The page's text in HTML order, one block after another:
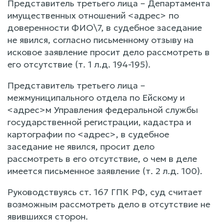
Представитель третьего лица – Департамента
имущественных отношений <адрес> по
доверенности ФИО\7, в судебное заседание
не явился, согласно письменному отзыву на
исковое заявление просит дело рассмотреть в
его отсутствие (т. 1 л.д. 194-195).
Представитель третьего лица –
межмуниципального отдела по Ейскому и
<адрес>м Управления федеральной службы
государственной регистрации, кадастра и
картографии по <адрес>, в судебное
заседание не явился, просит дело
рассмотреть в его отсутствие, о чем в деле
имеется письменное заявление (т. 2 л.д. 100).
Руководствуясь ст. 167 ГПК РФ, суд считает
возможным рассмотреть дело в отсутствие не
явившихся сторон.